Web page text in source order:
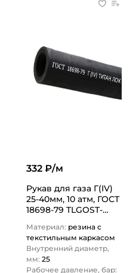
332 ₽/м
Рукав для газа Г(IV)
25-40мм, 10 атм, ГОСТ
18698-79 TLGOST-
Материал: резина с
текстильным каркасом
Внутренний диаметр,
мм: 25
Рабочее давление, бар: